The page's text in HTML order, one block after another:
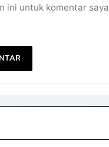
ini untuk komentar saya